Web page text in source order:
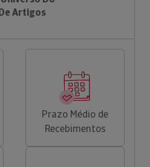
Artigos
Prazo Médio de
Recebimentos